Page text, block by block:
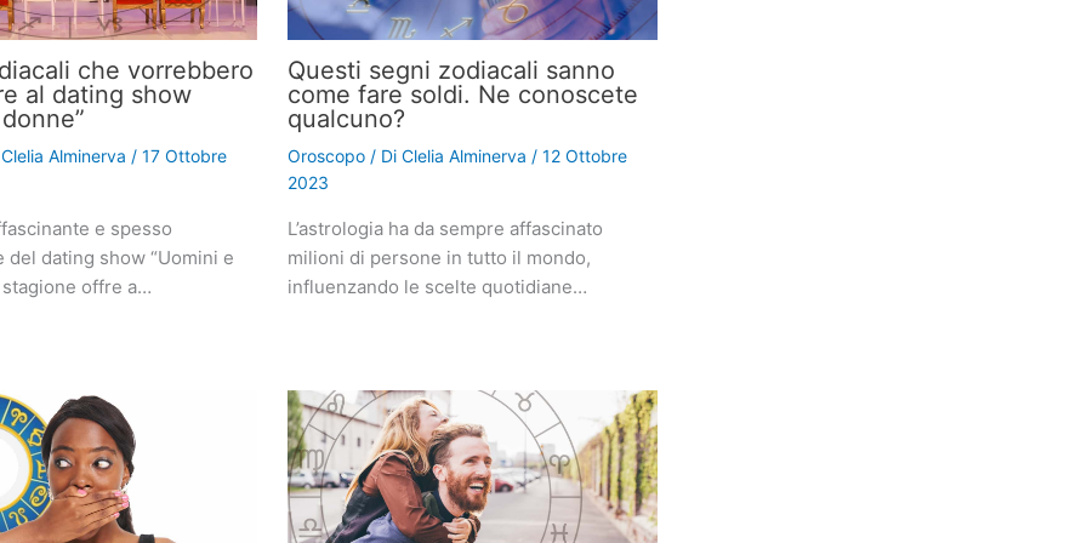
che vorrebbero
al dating show
Clelia Alminerva / 17 Ottobre
e spesso
dating show “Uomini e
stagione offre a…
Questi segni zodiacali sanno
come fare soldi. Ne conoscete
qualcuno?
Oroscopo/ Di Clelia Alminerva / 12 Ottobre
2023
L’astrologia ha da sempre affascinato
milioni di persone in tutto il mondo,
influenzando le scelte quotidiane…